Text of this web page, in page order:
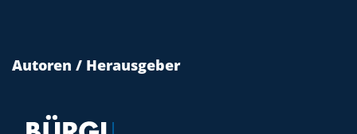
Autoren / Herausgeber